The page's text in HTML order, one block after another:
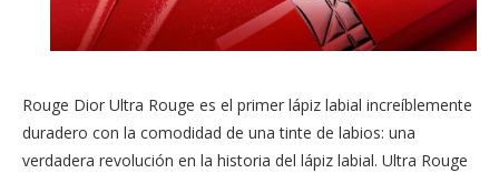
Rouge Dior Ultra Rouge es el primer lápiz labial increíblemente
duradero con la comodidad de una tinte de labios: una
verdadera revolución en la historia del lápiz labial. Ultra Rouge